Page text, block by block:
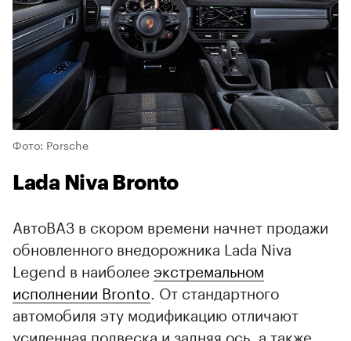
Фото: Porsche
Lada Niva Bronto
АвтоВАЗ в скором времени начнет продажи
обновленного внедорожника Lada Niva
Legend в наиболее экстремальном
исполнении Bronto. От стандартного
автомобиля эту модификацию отличают
усиленная подвеска и задняя ось, а также